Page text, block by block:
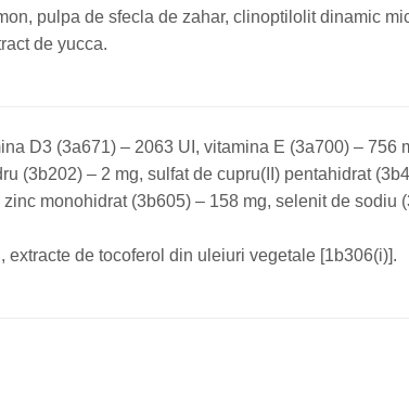
pulpa de sfecla de zahar, clinoptilolit dinamic
de yucca.
D3 (3a671) – 2063 UI, vitamina E (3a700) – 756
(3b202) – 2 mg, sulfat de cupru(II) pentahidrat
monohidrat (3b605) – 158 mg, selenit de sodiu
de tocoferol din uleiuri vegetale [1b306(i)].